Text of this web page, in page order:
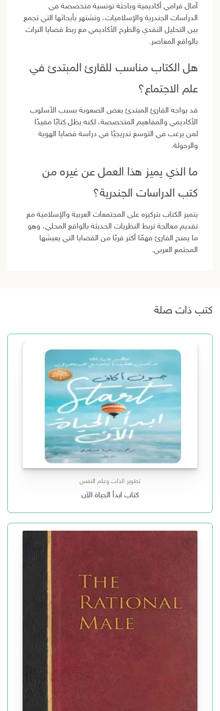
آمال قرامي أكاديمية وباحثة تونسية متخصصة في
الدراسات الجندرية والإسلاميات، وتشتهر بأبحاثها التي تجمع
بين التحليل النقدي والطرح الأكاديمي مع ربط قضايا التراث
بالواقع المعاصر.
هل الكتاب مناسب للقارئ المبتدئ في
علم الاجتماع؟
قد يواجه القارئ المبتدئ بعض الصعوبة بسبب الأسلوب
الأكاديمي والمفاهيم المتخصصة، لكنه يظل كتابًا مفيدًا
لمن يرغب في التوسع تدريجيًا في دراسة قضايا الهوية
والرجولة.
ما الذي يميز هذا العمل عن غيره من
كتب الدراسات الجندرية؟
يتميز الكتاب بتركيزه على المجتمعات العربية والإسلامية مع
تقديم معالجة تربط النظريات الحديثة بالواقع المحلي، وهو
ما يمنح القارئ فهمًا أكثر قربًا من القضايا التي يعيشها
المجتمع العربي.
كتب ذات صلة
تطوير الذات وعلم النفس
كتاب ابدأ الحياة الآن